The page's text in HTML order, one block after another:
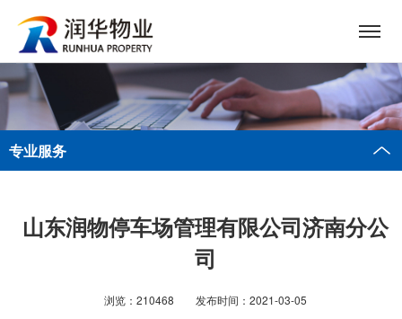
专业服务
山东润物停车场管理有限公司济南分公
司
浏览：210468 发布时间：2021-03-05